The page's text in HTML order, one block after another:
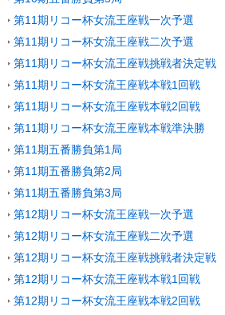
第11期リコー杯女流王座戦一次予選
第11期リコー杯女流王座戦二次予選
第11期リコー杯女流王座戦挑戦者決定戦
第11期リコー杯女流王座戦本戦1回戦
第11期リコー杯女流王座戦本戦2回戦
第11期リコー杯女流王座戦本戦準決勝
第11期五番勝負第1局
第11期五番勝負第2局
第11期五番勝負第3局
第12期リコー杯女流王座戦一次予選
第12期リコー杯女流王座戦二次予選
第12期リコー杯女流王座戦挑戦者決定戦
第12期リコー杯女流王座戦本戦1回戦
第12期リコー杯女流王座戦本戦2回戦